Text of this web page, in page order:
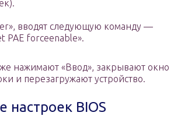
вводят следующую команду —
PAE forceenable».
нажимают «Ввод», закрывают окно
и перезагружают устройство.
настроек BIOS